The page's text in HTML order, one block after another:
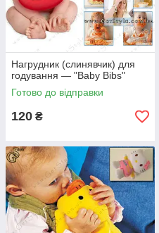
Нагрудник (слинявчик) для
годування — "Baby Bibs"
Готово до відправки
120 ₴